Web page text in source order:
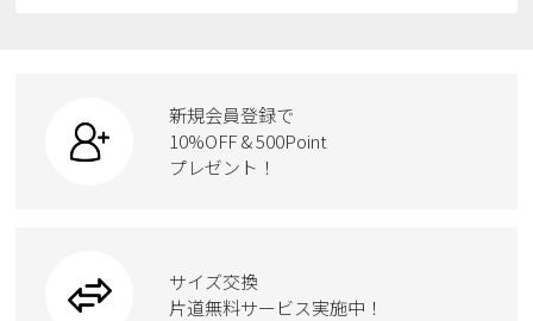
カジュアルシューズ
ワークシューズ
ウェア
ローファー
ブーツ
スクール
ボディバッグ
ハンドバッグ
トートバッグ
ケア用品
新規会員登録で
10%OFF & 500Point
プレゼント！
サイズ交換
片道無料サービス実施中！